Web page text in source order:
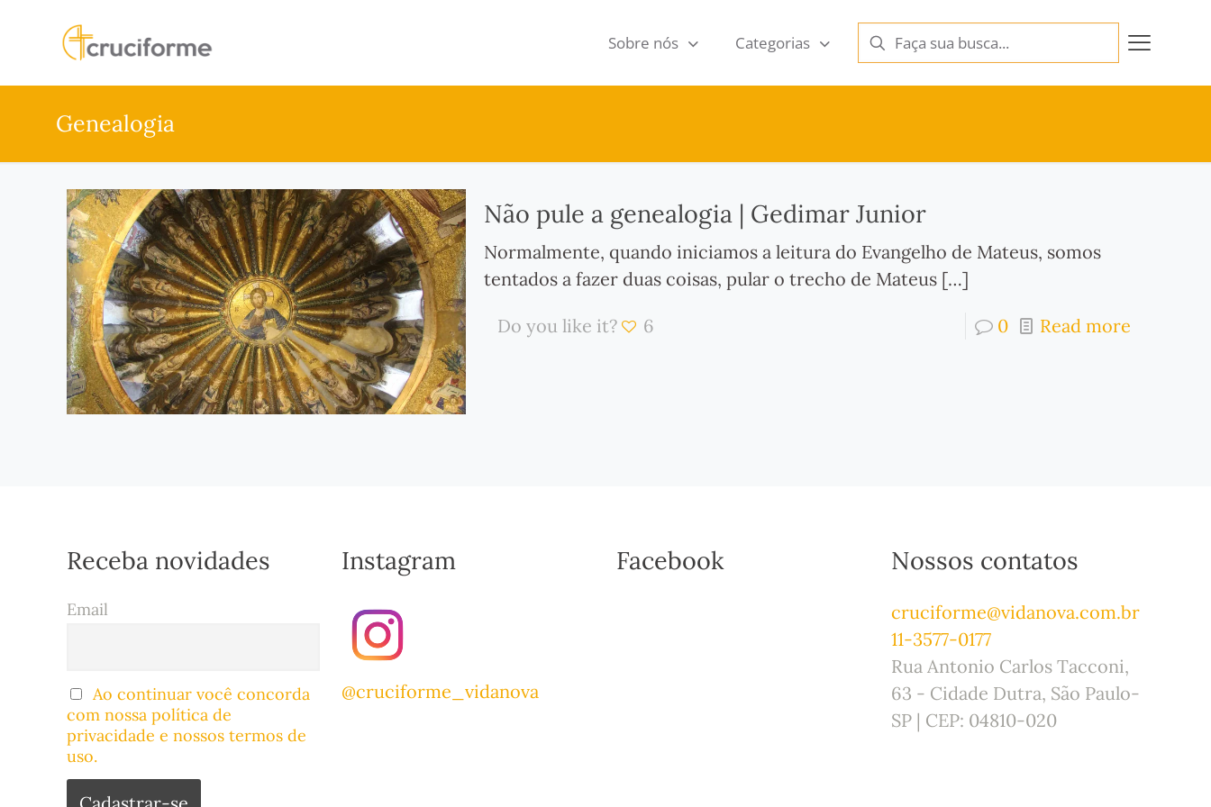
Sobre nós Categorias
Genealogia
Não pule a genealogia | Gedimar Junior
Normalmente, quando iniciamos a leitura do Evangelho de Mateus, somos
tentados a fazer duas coisas, pular o trecho de Mateus[…]
Do you like it? 6 0 Read more
Receba novidades
Email
Ao continuar você concorda
com nossa política de
privacidade e nossos termos de
uso.
Instagram
@cruciforme_vidanova
Facebook Nossos contatos
cruciforme@vidanova.com.br
11-3577-0177
Rua Antonio Carlos Tacconi,
63 - Cidade Dutra, São Paulo-
SP | CEP: 04810-020